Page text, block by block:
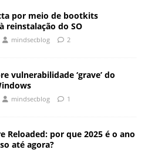
por meio de bootkits
reinstalação do SO
mindsecblog 2
vulnerabilidade ‘grave’ do
mindsecblog 1
Reloaded: por que 2025 é o ano
até agora?